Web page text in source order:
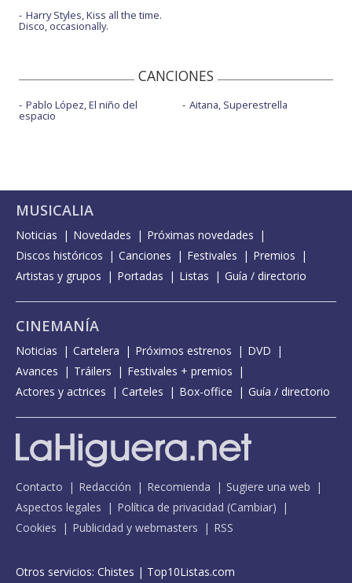
Harry Styles, Kiss all the time.
Disco, occasionally.
CANCIONES
Pablo López, El niño del
espacio
Aitana, Superestrella
MUSICALIA
Noticias Novedades
Próximas novedades
Discos históricos
Canciones Festivales
Premios
Artistas y grupos
Portadas Listas Guía / directorio
CINEMANÍA
Noticias Cartelera Próximos estrenos
DVD
Avances
Tráilers
Festivales + premios
Actores y actrices
Carteles Box-office Guía / directorio
Contacto Redacción Recomienda
Sugiere una web
Aspectos legales
Política de privacidad (Cambiar)
Cookies
Publicidad y webmasters RSS
Otros servicios: Chistes | Top10Listas.com